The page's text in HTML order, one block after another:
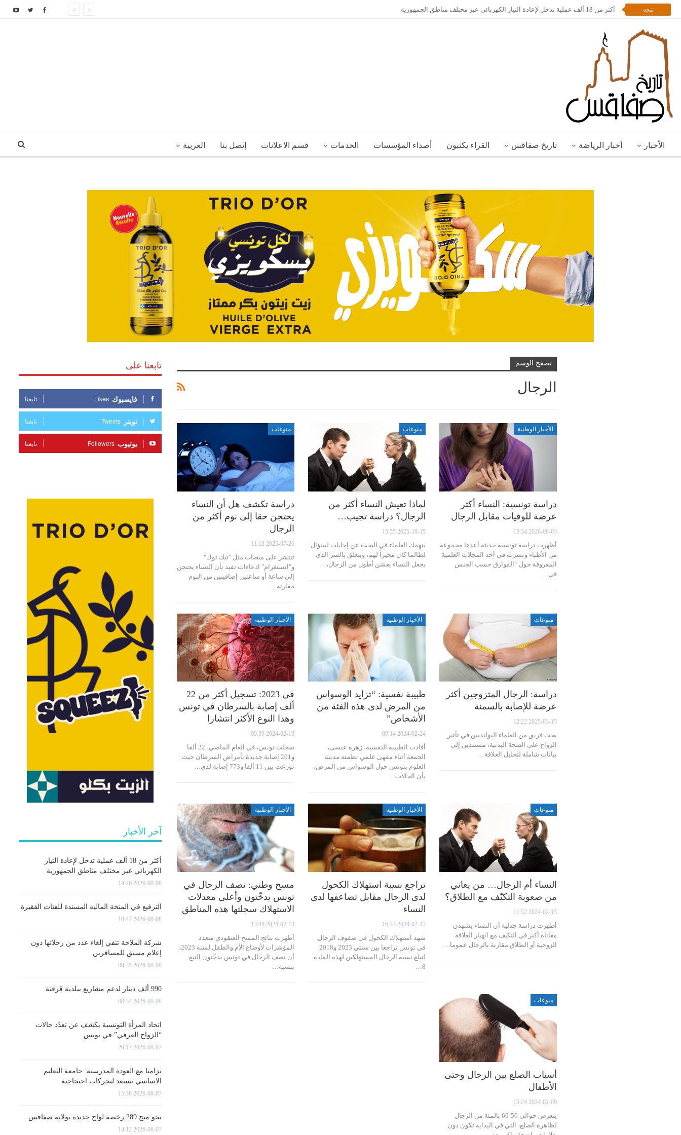
تتجه أكثر من 18 ألف عملية تدخل لإعادة التيار الكهربائي عبر مختلف مناطق الجمهورية
الأخبار أخبار الرياضة تاريخ صفاقس القراء يكتبون أصداء المؤسسات الخدمات قسم الاعلانات إتصل بنا العربية
تصفح الوسم
الرجال
الأخبار الوطنية
دراسة تونسية: النساء أكثر
عرضة للوفيات مقابل الرجال
2026-08-03 13:34
أظهرت دراسة تونسية حديثة أعدها مجموعة
من الأطباء ونشرت في أحد المجلات العلمية
المعروفة حول “الفوارق حسب الجنس
في…
منوعات
لماذا تعيش النساء أكثر من
الرجال؟ دراسة تجيب…
2025-10-15 15:55
ينهمك العلماء في البحث عن إجابات لسؤال
لطالما كان محيراً لهم، ويتعلق بالسر الذي
يجعل النساء يعشن أطول من الرجال،…
منوعات
دراسة تكشف هل أن النساء
يحتجن حقا إلى نوم أكثر من
الرجال
2025-07-26 11:13
تنتشر على منصات مثل "تيك توك"
و"انستغرام" ادعاءات تفيد بأن النساء يحتجن
إلى ساعة أو ساعتين إضافيتين من النوم
مقارنة…
منوعات
دراسة: الرجال المتزوجين أكثر
عرضة للإصابة بالسمنة
2025-03-15 12:22
بحث فريق من العلماء البولنديين في تأثير
الزواج على الصحة البدنية، مستندين إلى
بيانات شاملة لتحليل العلاقة…
الأخبار الوطنية
طبيبة نفسية: “تزايد الوسواس
من المرض لدى هذه الفئة من
الأشخاص”
2024-02-24 09:14
أفادت الطبيبة النفسية، زهرة عيسى،
الجمعة أثناء مقهى علمي نظمته مدينة
العلوم بتونس حول الوسواس من المرض،
بأن الحالات…
الأخبار الوطنية
في 2023: تسجيل أكثر من 22
ألف إصابة بالسرطان في تونس
وهذا النوع الأكثر انتشارا
2024-02-19 09:39
سجلت تونس، في العام الماضي، 22 ألفا
و201 إصابة جديدة بأمراض السرطان حيث
توزعت بين 11 ألفا و773 إصابة لدى…
منوعات
النساء أم الرجال… من يعاني
من صعوبة التكيّف مع الطلاق؟
2024-02-15 11:52
أظهرت دراسة جدلية أن النساء يشهدن
معاناة أكبر في التكيف مع انهيار العلاقة
الزوجية أو الطلاق مقارنة بالرجال عموما.…
الأخبار الوطنية
تراجع نسبة استهلاك الكحول
لدى الرجال مقابل تضاعفها لدى
النساء
2024-02-13 16:23
شهد استهلاك الكحول في صفوف الرجال
في تونس تراجعا بين سنتي 2023 و2018
لتبلغ نسبة الرجال المستهلكين لهذه المادة
8…
الأخبار الوطنية
مسح وطني: نصف الرجال في
تونس يدخّنون وأعلى معدلات
الاستهلاك سجلتها هذه المناطق
2024-02-13 13:48
أظهرت نتائج المسح العنقودي متعدد
المؤشرات لأوضاع الأم والطفل لسنة 2023،
أن نصف الرجال في تونس يدخّنون التبغ
بنسبة…
منوعات
أسباب الصلع بين الرجال وحتى
الأطفال
2024-02-09 15:24
يتعرض حوالي 50-60 بالمئة من الرجال
لظاهرة الصلع، التي في البداية تكون دون
تابعنا على
فايسبوك Likes تابعنا
تويتر Tweets تابعنا
يوتيوب Followers تابعنا
آخر الأخبار
أكثر من 18 ألف عملية تدخل لإعادة التيار
الكهربائي عبر مختلف مناطق الجمهورية
2026-08-08 14:26
الترفيع في المنحة المالية المسندة للفئات الفقيرة
2026-08-08 10:47
شركة الملاحة تنفي إلغاء عدد من رحلاتها دون
إعلام مسبق للمسافرين
2026-08-08 09:35
990 ألف دينار لدعم مشاريع ببلدية قرقنة
2026-08-08 08:34
اتحاد المرأة التونسية يكشف عن تعدّد حالات
“الزواج العرفي” في تونس
2026-08-07 20:17
تزامنا مع العودة المدرسية: جامعة التعليم
الاساسي تستعد لتحركات احتجاجية
2026-08-07 15:36
نحو منح 289 رخصة لواج جديدة بولاية صفاقس
2026-08-07 14:12